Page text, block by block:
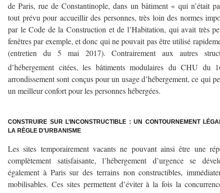
de Paris, rue de Constantinople, dans un bâtiment « qui n’était
tout prévu pour accueillir des personnes, très loin des normes
par le Code de la Construction et de l’Habitation, qui avait très
fenêtres par exemple, et donc qui ne pouvait pas être utilisé
(entretien du 5 mai 2017). Contrairement aux autres
d’hébergement citées, les bâtiments modulaires du CHU du
arrondissement sont conçus pour un usage d’hébergement, ce qui
un meilleur confort pour les personnes hébergées.
CONSTRUIRE SUR L’INCONSTRUCTIBLE : UN CONTOURNEMENT
LA RÈGLE D’URBANISME
Les sites temporairement vacants ne pouvant ainsi être une
complètement satisfaisante, l’hébergement d’urgence se
également à Paris sur des terrains non constructibles,
mobilisables. Ces sites permettent d’éviter à la fois la